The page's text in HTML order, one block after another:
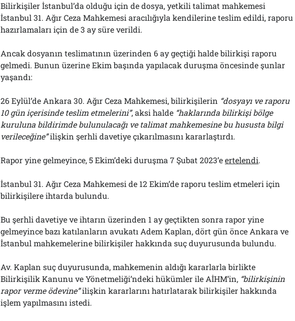
Bilirkişiler İstanbul’da olduğu için de dosya, yetkili talimat mahkemesi
İstanbul 31. Ağır Ceza Mahkemesi aracılığıyla kendilerine teslim edildi, raporu
hazırlamaları için de 3 ay süre verildi.
Ancak dosyanın teslimatının üzerinden 6 ay geçtiği halde bilirkişi raporu
gelmedi. Bunun üzerine Ekim başında yapılacak duruşma öncesinde şunlar
yaşandı:
26 Eylül’de Ankara 30. Ağır Ceza Mahkemesi, bilirkişilerin “dosyayı ve raporu
10 gün içerisinde teslim etmelerini”, aksi halde “haklarında bilirkişi bölge
kuruluna bildirimde bulunulacağı ve talimat mahkemesine bu hususta bilgi
verileceğine”ilişkin şerhli davetiye çıkarılmasını kararlaştırdı.
Rapor yine gelmeyince, 5 Ekim’deki duruşma 7 Şubat 2023’eertelendi.
İstanbul 31. Ağır Ceza Mahkemesi de 12 Ekim’de raporu teslim etmeleri için
bilirkişilere ihtarda bulundu.
Bu şerhli davetiye ve ihtarın üzerinden 1 ay geçtikten sonra rapor yine
gelmeyince bazı katılanların avukatı Adem Kaplan, dört gün önce Ankara ve
İstanbul mahkemelerine bilirkişiler hakkında suç duyurusunda bulundu.
Av. Kaplan suç duyurusunda, mahkemenin aldığı kararlarla birlikte
Bilirkişilik Kanunu ve Yönetmeliği’ndeki hükümler ile AİHM’in, “bilirkişinin
rapor verme ödevine”ilişkin kararlarını hatırlatarak bilirkişiler hakkında
işlem yapılmasını istedi.